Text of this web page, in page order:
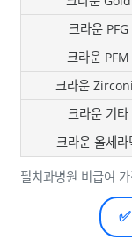
필치과병원 비급여
크라운 PFG
크라운 PFM
크라운
크라운 기타
크라운 올세라